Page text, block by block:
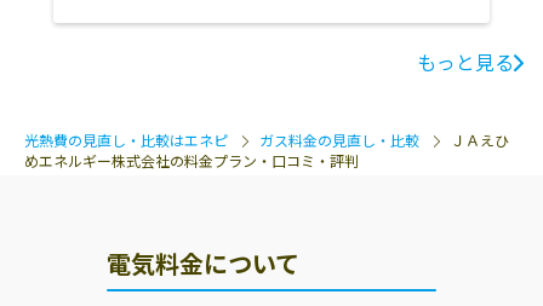
もっと見る
光熱費の見直し・比較はエネピ ガス料金の見直し・比較
ＪＡえひ
めエネルギー株式会社の料金プラン・口コミ・評判
電気料金について